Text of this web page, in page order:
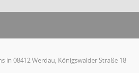
in 08412 Werdau, Königswalder Straße 18